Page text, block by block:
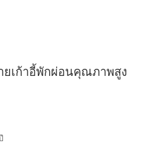
ยเก้าอี้พักผ่อนคุณภาพสูง